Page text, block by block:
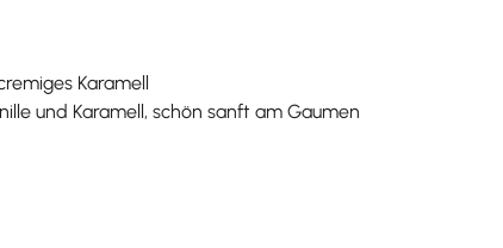
Karamell
und Karamell, schön sanft am Gaumen